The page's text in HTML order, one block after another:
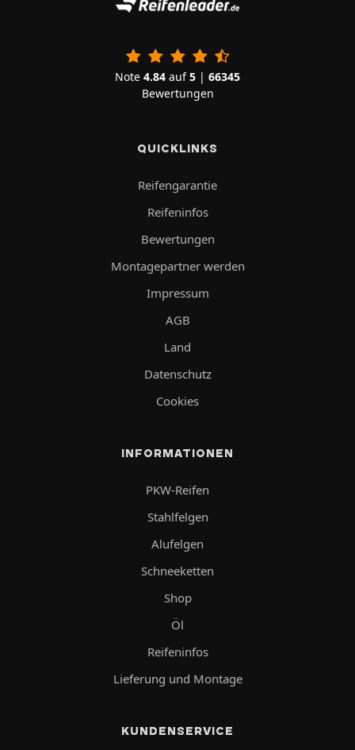
Note 4.84 auf5 | 66345
Bewertungen
QUICKLINKS
Reifengarantie
Reifeninfos
Bewertungen
Montagepartner werden
Impressum
AGB
Land
Datenschutz
Cookies
INFORMATIONEN
PKW-Reifen
Stahlfelgen
Alufelgen
Schneeketten
Shop
Öl
Reifeninfos
Lieferung und Montage
KUNDENSERVICE